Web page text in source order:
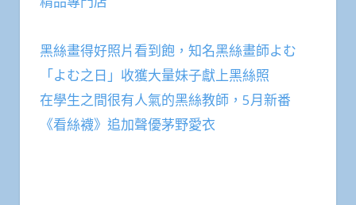
黑絲畫得好照片看到飽，知名黑絲畫師よむ
「よむ之日」收獲大量妹子獻上黑絲照
在學生之間很有人氣的黑絲教師，5月新番
《看絲襪》追加聲優茅野愛衣